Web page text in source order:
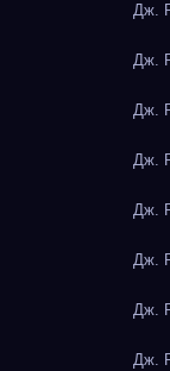
Дж.
Дж.
Дж.
Дж.
Дж.
Дж.
Дж.
Дж.